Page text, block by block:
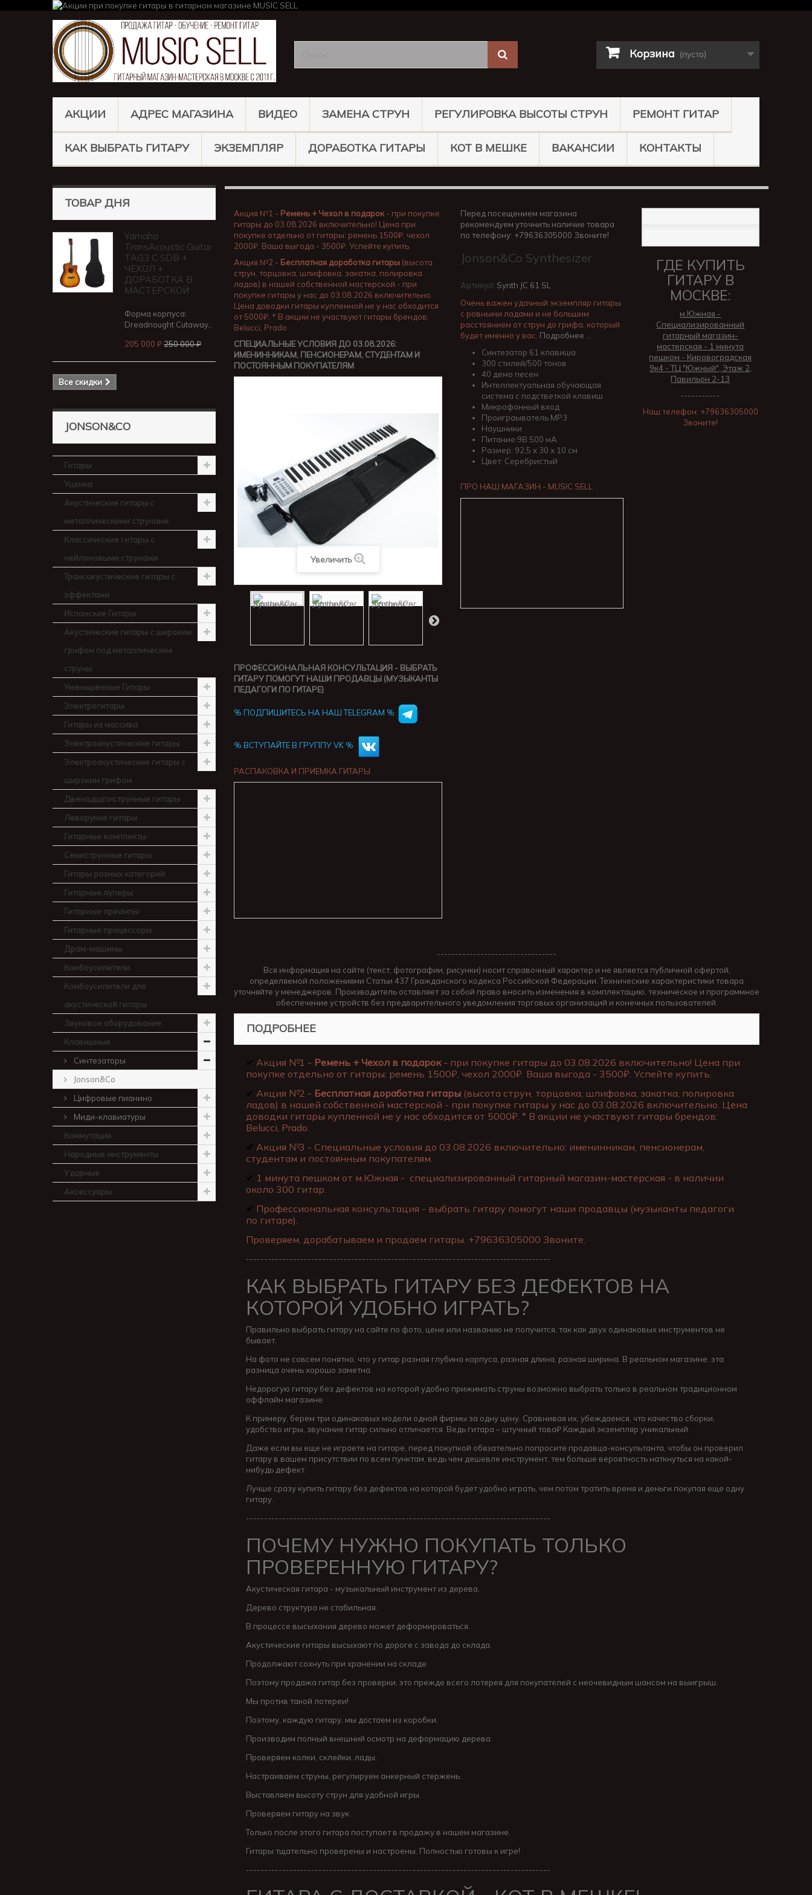
Корзина (пусто)
АКЦИИ АДРЕС МАГАЗИНА ВИДЕО ЗАМЕНА СТРУН РЕГУЛИРОВКА ВЫСОТЫ СТРУН РЕМОНТ ГИТАР
КАК ВЫБРАТЬ ГИТАРУ ЭКЗЕМПЛЯР ДОРАБОТКА ГИТАРЫ КОТ В МЕШКЕ ВАКАНСИИ КОНТАКТЫ
ТОВАР ДНЯ
Yamaha
TransAcoustic Guitar
TAG3 C SDB +
ЧЕХОЛ +
ДОРАБОТКА В
МАСТЕРСКОЙ
Форма корпуса:
Dreadnought Cutaway...
205 000 ₽250 000 ₽
Все скидки
JONSON&CO
Гитары
Уценка
Акустические гитары с
металлическими струнами
Классические гитары с
нейлоновыми струнами
Трансакустические гитары с
эффектами
Испанские Гитары
Акустические гитары с широким
грифом под металлические
струны
Уменьшенные Гитары
Электрогитары
Гитары из массива
Электроакустические гитары
Электроакустические гитары с
широким грифом
Двенадцатиструнные гитары
Леворукие гитары
Гитарные комплекты
Семиструнные гитары
Гитары разных категорий
Гитарные луперы
Гитарные преампы
Гитарные процессоры
Драм-машины
Комбоусилители
Комбоусилители для
акустической гитары
Звуковое оборудование
Клавишные
Синтезаторы
Jonson&Co
Цифровые пианино
Миди-клавиатуры
Коммутация
Народные инструменты
Ударные
Аксессуары
Акция №1 - Ремень + Чехол в подарок - при покупке
гитары до 03.08.2026 включительно! Цена при
покупке отдельно от гитары: ремень 1500₽, чехол
2000₽. Ваша выгода - 3500₽. Успейте купить.
Акция №2 - Бесплатная доработка гитары (высота
струн, торцовка, шлифовка, закатка, полировка
ладов) в нашей собственной мастерской - при
покупке гитары у нас до 03.08.2026 включительно.
Цена доводки гитары купленной не у нас обходится
от 5000₽. * В акции не участвуют гитары брендов:
Belucci, Prado
СПЕЦИАЛЬНЫЕ УСЛОВИЯ ДО 03.08.2026:
ИМЕНИННИКАМ, ПЕНСИОНЕРАМ, СТУДЕНТАМ И
ПОСТОЯННЫМ ПОКУПАТЕЛЯМ
Увеличить
ПРОФЕССИОНАЛЬНАЯ КОНСУЛЬТАЦИЯ - ВЫБРАТЬ
ГИТАРУ ПОМОГУТ НАШИ ПРОДАВЦЫ (МУЗЫКАНТЫ
ПЕДАГОГИ ПО ГИТАРЕ)
% ПОДПИШИТЕСЬ НА НАШ TELEGRAM %
% ВСТУПАЙТЕ В ГРУППУ VK %
РАСПАКОВКА И ПРИЕМКА ГИТАРЫ
Перед посещением магазина
рекомендуем уточнить наличие товара
по телефону: +79636305000 Звоните!
Jonson&Co Synthesizer
Артикул: Synth JC 61 SL
Очень важен удачный экземпляр гитары
с ровными ладами и не большим
расстоянием от струн до грифа, который
будет именно у вас. Подробнее …
Синтезатор 61 клавиша
300 стилей/500 тонов
40 демо песен
Интеллектуальная обучающая
система с подстветкой клавиш
Mикрофонный вход
Проиграыватель MP3
Наушники
Питание:9В 500 мА
Размер: 92,5 х 30 х 10 см
Цвет: Серебристый
ПРО НАШ МАГАЗИН - MUSIC SELL
ГДЕ КУПИТЬ
ГИТАРУ В
МОСКВЕ:
м.Южная -
Специализированный
гитарный магазин-
мастерская - 1 минута
пешком - Кировоградская
9к4 - ТЦ "Южный", Этаж 2,
Павильон 2-13
-----------
Наш телефон: +79636305000
Звоните!
---------------------------------
Вся информация на сайте (текст, фотографии, рисунки) носит справочный характер и не является публичной офертой,
определяемой положениями Статьи 437 Гражданского кодекса Российской Федерации. Технические характеристики товара
уточняйте у менеджеров. Производитель оставляет за собой право вносить изменения в комплектацию, техническое и программное
обеспечение устройств без предварительного уведомления торговых организаций и конечных пользователей.
ПОДРОБНЕЕ
✔ Акция №1 - Ремень + Чехол в подарок- при покупке гитары до 03.08.2026 включительно! Цена при
покупке отдельно от гитары: ремень 1500₽, чехол 2000₽. Ваша выгода - 3500₽. Успейте купить.
✔ Акция №2 - Бесплатная доработка гитары (высота струн, торцовка, шлифовка, закатка, полировка
ладов) в нашей собственной мастерской - при покупке гитары у нас до 03.08.2026 включительно. Цена
доводки гитары купленной не у нас обходится от 5000₽. * В акции не участвуют гитары брендов:
Belucci, Prado.
✔ Акция №3 - Специальные условия до 03.08.2026 включительно: именинникам, пенсионерам,
студентам и постоянным покупателям.
✔ 1 минута пешком от м.Южная - специализированный гитарный магазин-мастерская - в наличии
около 300 гитар.
✔ Профессиональная консультация - выбрать гитару помогут наши продавцы (музыканты педагоги
по гитаре).
Проверяем, дорабатываем и продаем гитары. +79636305000 Звоните.
------------------------------------------------------------------------------------
КАК ВЫБРАТЬ ГИТАРУ БЕЗ ДЕФЕКТОВ НА
КОТОРОЙ УДОБНО ИГРАТЬ?
Правильно выбрать гитару на сайте по фото, цене или названию не получится, так как двух одинаковых инструментов не
бывает.
На фото не совсем понятно, что у гитар разная глубина корпуса, разная длина, разная ширина. В реальном магазине, эта
разница очень хорошо заметна.
Недорогую гитару без дефектов на которой удобно прижимать струны возможно выбрать только в реальном традиционном
оффлайн магазине.
К примеру, берем три одинаковых модели одной фирмы за одну цену. Сравнивая их, убеждаемся, что качество сборки,
удобство игры, звучание гитар сильно отличается. Ведь гитара – штучный това₽ Каждый экземпляр уникальный.
Даже если вы еще не играете на гитаре, перед покупкой обязательно попросите продавца-консультанта, чтобы он проверил
гитару в вашем присутствии по всем пунктам, ведь чем дешевле инструмент, тем больше вероятность наткнуться на какой-
нибудь дефект.
Лучше сразу купить гитару без дефектов на которой будет удобно играть, чем потом тратить время и деньги покупая еще одну
гитару.
------------------------------------------------------------------------------------
ПОЧЕМУ НУЖНО ПОКУПАТЬ ТОЛЬКО
ПРОВЕРЕННУЮ ГИТАРУ?
Акустическая гитара - музыкальный инструмент из дерева.
Дерево структура не стабильная.
В процессе высыхания дерево может деформироваться.
Акустические гитары высыхают по дороге с завода до склада.
Продолжают сохнуть при хранении на складе.
Поэтому продажа гитар без проверки, это прежде всего лотерея для покупателей с неочевидным шансом на выигрыш.
Мы против такой лотереи!
Поэтому, каждую гитару, мы достаем из коробки.
Производим полный внешний осмотр на деформацию дерева.
Проверяем колки, склейки, лады.
Настраиваем струны, регулируем анкерный стержень.
Выставляем высоту струн для удобной игры.
Проверяем гитару на звук.
Только после этого гитара поступает в продажу в нашем магазине.
Гитары тщательно проверены и настроены. Полностью готовы к игре!
------------------------------------------------------------------------------------